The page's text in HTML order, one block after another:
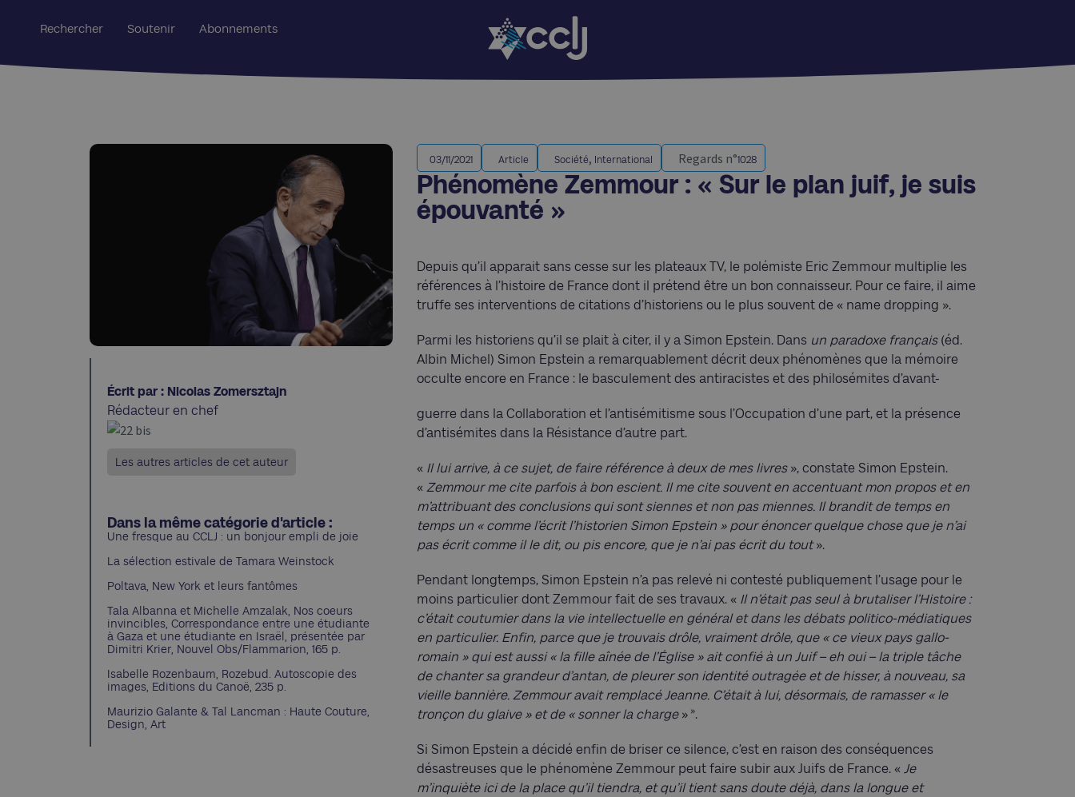
Rechercher Soutenir Abonnements
Écrit par : Nicolas Zomersztajn
Rédacteur en chef
Les autres articles de cet auteur
Dans la même catégorie d'article :
Une fresque au CCLJ : un bonjour empli de joie
La sélection estivale de Tamara Weinstock
Poltava, New York et leurs fantômes
Tala Albanna et Michelle Amzalak, Nos coeurs
invincibles, Correspondance entre une étudiante
à Gaza et une étudiante en Israël, présentée par
Dimitri Krier, Nouvel Obs/Flammarion, 165 p.
Isabelle Rozenbaum, Rozebud. Autoscopie des
images, Editions du Canoë, 235 p.
Maurizio Galante & Tal Lancman : Haute Couture,
Design, Art
03/11/2021 Article Société, International Regards n°1028
Phénomène Zemmour : « Sur le plan juif, je suis
épouvanté »
Depuis qu’il apparait sans cesse sur les plateaux TV, le polémiste Eric Zemmour multiplie les
références à l’histoire de France dont il prétend être un bon connaisseur. Pour ce faire, il aime
truffe ses interventions de citations d’historiens ou le plus souvent de « name dropping ».
Parmi les historiens qu’il se plait à citer, il y a Simon Epstein. Dans un paradoxe français (éd.
Albin Michel) Simon Epstein a remarquablement décrit deux phénomènes que la mémoire
occulte encore en France : le basculement des antiracistes et des philosémites d’avant-
guerre dans la Collaboration et l’antisémitisme sous l’Occupation d’une part, et la présence
d’antisémites dans la Résistance d’autre part.
« Il lui arrive, à ce sujet, de faire référence à deux de mes livres», constate Simon Epstein.
« Zemmour me cite parfois à bon escient. Il me cite souvent en accentuant mon propos et en
m’attribuant des conclu­sions qui sont siennes et non pas miennes. Il brandit de temps en
temps un « comme l’écrit l’historien Simon Epstein » pour énoncer quelque chose que je n’ai
pas écrit comme il le dit, ou pis encore, que je n’ai pas écrit du tout».
Pendant longtemps, Simon Epstein n’a pas relevé ni contesté publiquement l’usage pour le
moins particulier dont Zemmour fait de ses travaux. « Il n’était pas seul à brutaliser l’Histoire :
c’était coutumier dans la vie intellectuelle en général et dans les débats politico-médiatiques
en particulier. Enfin, parce que je trouvais drôle, vraiment drôle, que « ce vieux pays gallo-
romain » qui est aussi « la fille aînée de l’Église » ait confié à un Juif – eh oui – la triple tâche
de chanter sa grandeur d’antan, de pleurer son identité outragée et de hisser, à nouveau, sa
vieille bannière. Zemmour avait remplacé Jeanne. C’était à lui, désormais, de ramasser « le
tronçon du glaive » et de « sonner la charge» ».
Si Simon Epstein a décidé enfin de briser ce silence, c’est en raison des conséquences
désastreuses que le phénomène Zemmour peut faire subir aux Juifs de France. « Je
m’inquiète ici de la place qu’il tiendra, et qu’il tient sans doute déjà, dans la longue et